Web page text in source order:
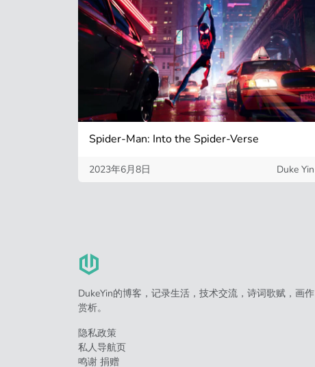
Spider-Man: Into the Spider-Verse
2023年6月8日 Duke Yin
DukeYin的博客，记录生活，技术交流，诗词歌赋，画作
赏析。
隐私政策
私人导航页
鸣谢 捐赠